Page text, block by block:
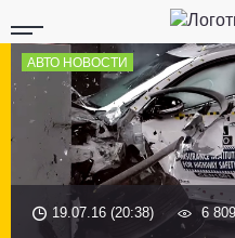
АВТО НОВОСТИ
19.07.16 (20:38) 6 809